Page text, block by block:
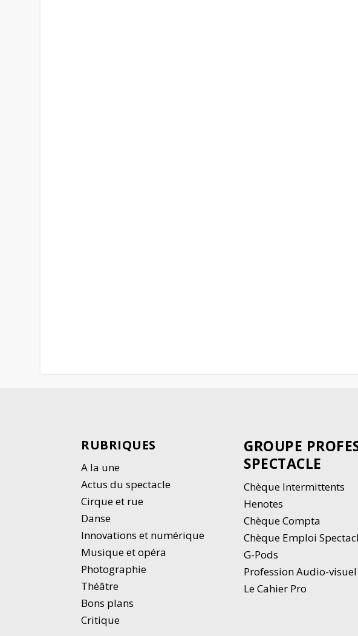
RUBRIQUES
A la une
Actus du spectacle
Cirque et rue
Danse
Innovations et numérique
Musique et opéra
Photographie
Théâtre
Bons plans
Critique
GROUPE
SPECTACLE
Chèque Intermittents
Henotes
Chèque Compta
Chèque Emploi
G-Pods
Profession Audio-visuel
Le Cahier Pro